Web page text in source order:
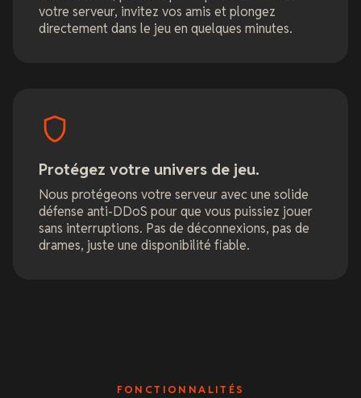
votre serveur, invitez vos amis et plongez
directement dans le jeu en quelques minutes.
Protégez votre univers de jeu.
Nous protégeons votre serveur avec une solide
défense anti-DDoS pour que vous puissiez jouer
sans interruptions. Pas de déconnexions, pas de
drames, juste une disponibilité fiable.
FONCTIONNALITÉS